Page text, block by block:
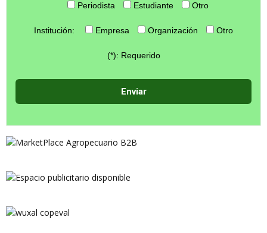
Periodista
Estudiante Otro
Institución: Empresa Organización Otro
(*): Requerido